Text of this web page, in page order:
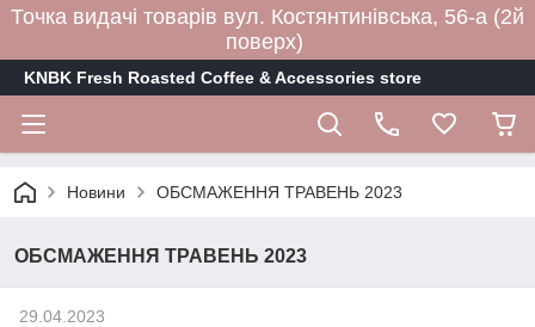
Точка видачі товарів вул. Костянтинівська, 56-а (2й
поверх)
KNBK Fresh Roasted Coffee & Accessories store
Новини ОБСМАЖЕННЯ ТРАВЕНЬ 2023
ОБСМАЖЕННЯ ТРАВЕНЬ 2023
29.04.2023